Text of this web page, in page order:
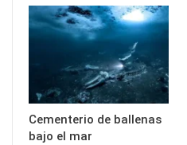
Cementerio de ballenas
bajo el mar